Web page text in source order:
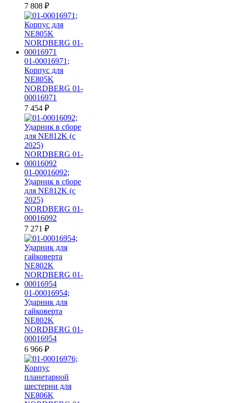
7 808 ₽
01-00016971;
Корпус для
NE805K
NORDBERG 01-
00016971
7 454 ₽
01-00016092;
Ударник в сборе
для NE812K (c
2025)
NORDBERG 01-
00016092
7 271 ₽
01-00016954;
Ударник для
гайковерта
NE802K
NORDBERG 01-
00016954
6 966 ₽